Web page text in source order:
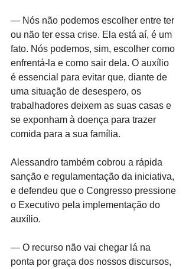
— Nós não podemos escolher entre ter
ou não ter essa crise. Ela está aí, é um
fato. Nós podemos, sim, escolher como
enfrentá-la e como sair dela. O auxílio
é essencial para evitar que, diante de
uma situação de desespero, os
trabalhadores deixem as suas casas e
se exponham à doença para trazer
comida para a sua família.
Alessandro também cobrou a rápida
sanção e regulamentação da iniciativa,
e defendeu que o Congresso pressione
o Executivo pela implementação do
auxílio.
— O recurso não vai chegar lá na
ponta por graça dos nossos discursos,